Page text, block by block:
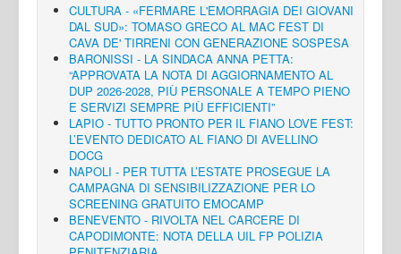
CULTURA - «FERMARE L'EMORRAGIA DEI GIOVANI
DAL SUD»: TOMASO GRECO AL MAC FEST DI
CAVA DE' TIRRENI CON GENERAZIONE SOSPESA
BARONISSI - LA SINDACA ANNA PETTA:
“APPROVATA LA NOTA DI AGGIORNAMENTO AL
DUP 2026-2028, PIÙ PERSONALE A TEMPO PIENO
E SERVIZI SEMPRE PIÙ EFFICIENTI”
LAPIO - TUTTO PRONTO PER IL FIANO LOVE FEST:
L’EVENTO DEDICATO AL FIANO DI AVELLINO
DOCG
NAPOLI - PER TUTTA L’ESTATE PROSEGUE LA
CAMPAGNA DI SENSIBILIZZAZIONE PER LO
SCREENING GRATUITO EMOCAMP
BENEVENTO - RIVOLTA NEL CARCERE DI
CAPODIMONTE: NOTA DELLA UIL FP POLIZIA